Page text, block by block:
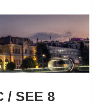
/ SEE 8